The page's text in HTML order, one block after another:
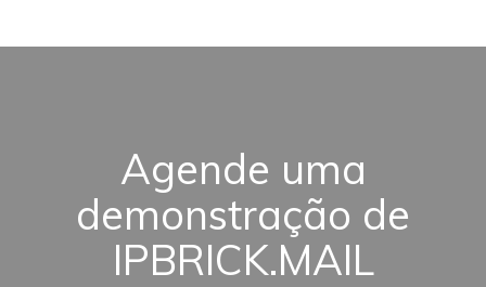
Agende uma
demonstração de
IPBRICK.MAIL